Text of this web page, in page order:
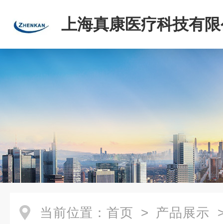
上海真康医疗科技有
当前位置： 首页 > 产品展示